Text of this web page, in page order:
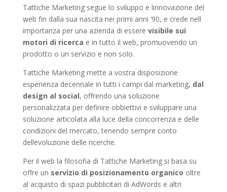
Tattiche Marketing segue lo sviluppo e linnovazione del
web fin dalla sua nascita nei primi anni ’90, e crede nell
importanza per una azienda di essere visibile sui
motori di ricerca e in tutto il web, promuovendo un
prodotto o un servizio e non solo.
Tattiche Marketing mette a vostra disposizione
esperienza decennale in tutti i campi dal marketing, dal
design al social, offrendo una soluzione
personalizzata per definire obbiettivi e sviluppare una
soluzione articolata alla luce della concorrenza e delle
condizioni del mercato, tenendo sempre conto
dellevoluzione delle ricerche.
Per il web la filosofia di Tattiche Marketing si basa su
offre un servizio di posizionamento organico oltre
al acquisto di spazi pubblicitari di AdWords e altri